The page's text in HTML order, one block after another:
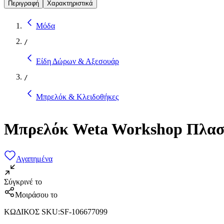
Περιγραφή Χαρακτηριστικά
Μόδα
/
Είδη Δώρων & Αξεσουάρ
/
Μπρελόκ & Κλειδοθήκες
Μπρελόκ Weta Workshop
Αγαπημένα
Σύγκρινέ το
Μοιράσου το
ΚΩΔΙΚΟΣ SKU:SF-106677099